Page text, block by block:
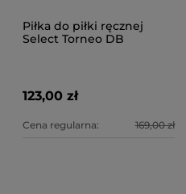
Piłka do piłki ręcznej
Select Torneo DB
123,00 zł
Cena regularna: 169,00 zł